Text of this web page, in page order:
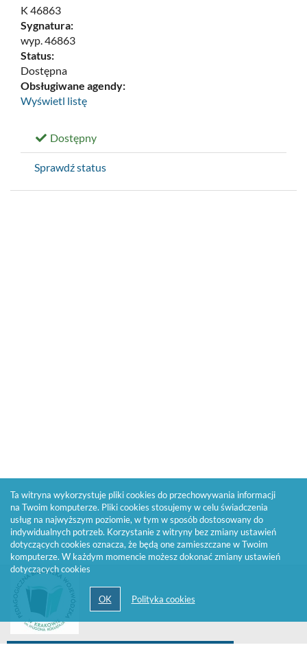
K 46863
Sygnatura:
wyp. 46863
Status:
Dostępna
Obsługiwane agendy:
Wyświetl listę
Dostępny
Sprawdź status
Ta witryna wykorzystuje pliki cookies do przechowywania informacji
na Twoim komputerze. Pliki cookies stosujemy w celu świadczenia
usług na najwyższym poziomie, w tym w sposób dostosowany do
indywidualnych potrzeb. Korzystanie z witryny bez zmiany ustawień
dotyczących cookies oznacza, że będą one zamieszczane w Twoim
komputerze. W każdym momencie możesz dokonać zmiany ustawień
dotyczących cookies